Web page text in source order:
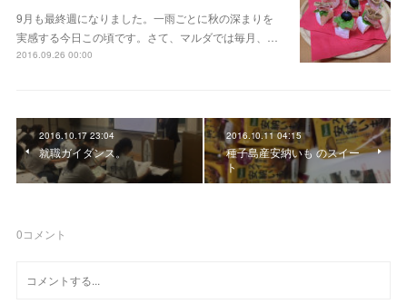
9月も最終週になりました。一雨ごとに秋の深まりを
実感する今日この頃です。さて、マルダでは毎月、…
2016.09.26 00:00
2016.10.17 23:04
就職ガイダンス。
2016.10.11 04:15
種子島産安納いも のスイー
ト
0コメント